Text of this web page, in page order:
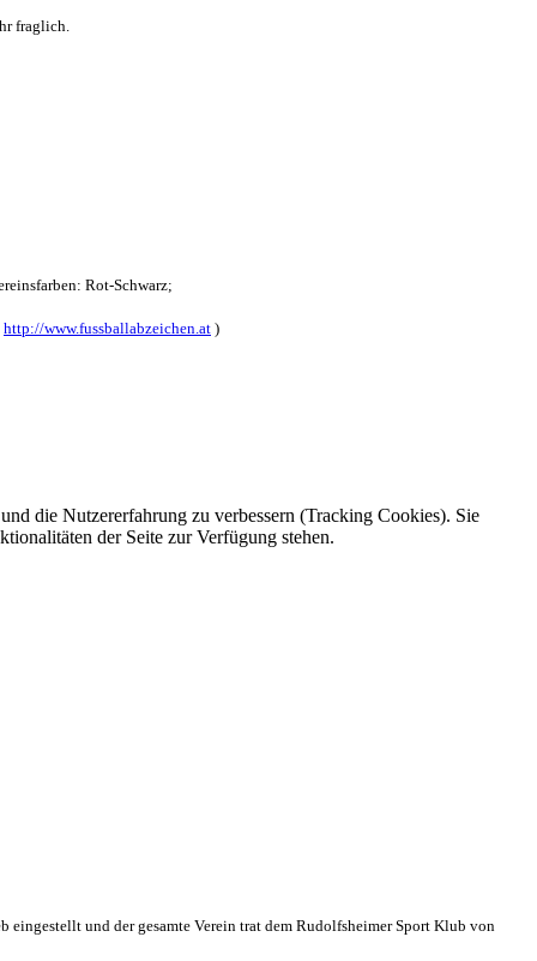
die Nutzererfahrung zu verbessern (Tracking Cookies). Sie
der Seite zur Verfügung stehen.
fraglich.
Rot-Schwarz;
http://www.fussballabzeichen.at )
eingestellt und der gesamte Verein trat dem Rudolfsheimer Sport Klub von